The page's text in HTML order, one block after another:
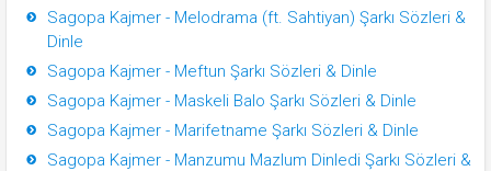
Sagopa Kajmer - Melodrama (ft. Sahtiyan) Şarkı Sözleri &
Dinle
Sagopa Kajmer - Meftun Şarkı Sözleri & Dinle
Sagopa Kajmer - Maskeli Balo Şarkı Sözleri & Dinle
Sagopa Kajmer - Marifetname Şarkı Sözleri & Dinle
Sagopa Kajmer - Manzumu Mazlum Dinledi Şarkı Sözleri &